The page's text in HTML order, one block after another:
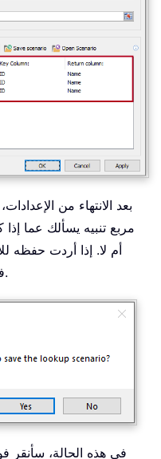
. بعد الانتهاء من
مربع تنبيه يسألك عما
أم لا. إذا أردت حفظه
لإغلاق مربع التنبيه فورًا.
. في هذه الحالة، سأنقر